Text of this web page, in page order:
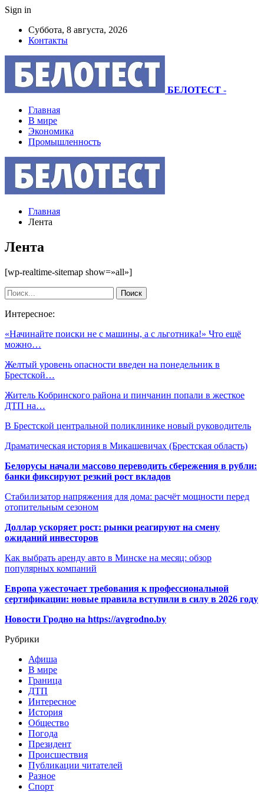
Sign in
Суббота, 8 августа, 2026
Контакты
БЕЛОТЕСТ -
Главная
В мире
Экономика
Промышленность
Главная
Лента
Лента
[wp-realtime-sitemap show=»all»]
Интересное:
«Начинайте поиски не с машины, а с льготника!» Что ещё
можно…
Желтый уровень опасности введен на понедельник в
Брестской…
Житель Кобринского района и пинчанин попали в жесткое
ДТП на…
В Брестской центральной поликлинике новый руководитель
Драматическая история в Микашевичах (Брестская область)
Белорусы начали массово переводить сбережения в рубли:
банки фиксируют резкий рост вкладов
Стабилизатор напряжения для дома: расчёт мощности перед
отопительным сезоном
Доллар ускоряет рост: рынки реагируют на смену
ожиданий инвесторов
Как выбрать аренду авто в Минске на месяц: обзор
популярных компаний
Европа ужесточает требования к профессиональной
сертификации: новые правила вступили в силу в 2026 году
Новости Гродно на https://avgrodno.by
Рубрики
Афиша
В мире
Граница
ДТП
Интересное
История
Общество
Погода
Президент
Происшествия
Публикации читателей
Разное
Спорт